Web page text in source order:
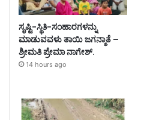
ಸೃಷ್ಟಿ-ಸ್ಥಿತಿ-ಸಂಹಾರಗಳನ್ನು
ಮಾಡುವವಳು ತಾಯಿ ಜಗನ್ಮಾತೆ –
ಶ್ರೀಮತಿ ಪ್ರೇಮಾ ನಾಗೇಶ್‌.
14 hours ago